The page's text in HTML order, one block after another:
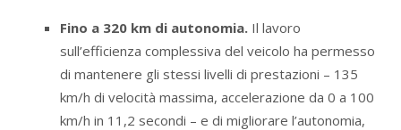
Fino a 320 km di autonomia. Il lavoro
sull’efficienza complessiva del veicolo ha permesso
di mantenere gli stessi livelli di prestazioni – 135
km/h di velocità massima, accelerazione da 0 a 100
km/h in 11,2 secondi – e di migliorare l’autonomia,